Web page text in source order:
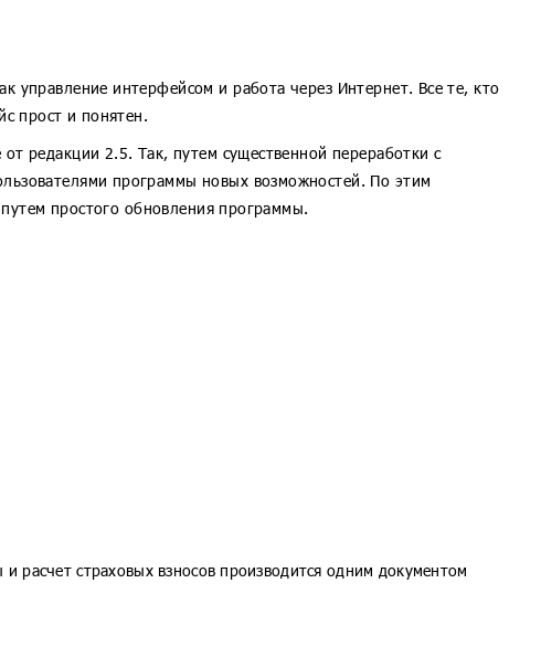
интерфейсом и работа через Интернет. Все те, кто
прост и понятен.
редакции 2.5. Так, путем существенной переработки с
программы новых возможностей. По этим
простого обновления программы.
расчет страховых взносов производится одним документом